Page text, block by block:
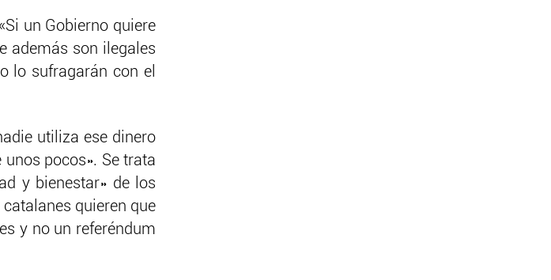
un Gobierno quiere
además son ilegales
lo sufragarán con el
utiliza ese dinero
pocos». Se trata
y bienestar» de los
quieren que
y no un referéndum